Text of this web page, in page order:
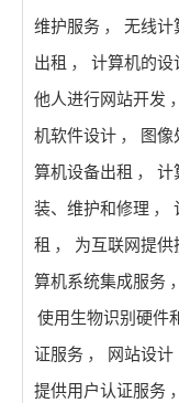
维护服务 ， 无线计
出租 ， 计算机的设
他人进行网站开发 ，
机软件设计 ， 图像
算机设备出租 ， 计
装、维护和修理 ，
租 ， 为互联网提供
算机系统集成服务 ，
使用生物识别硬件
证服务 ， 网站设计
提供用户认证服务 ，